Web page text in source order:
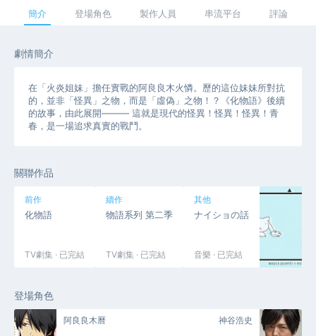
簡介 登場角色 製作人員 串流平台 評論
劇情簡介
在「火炎姐妹」擔任實戰的阿良良木火憐。歷的這位妹妹所對抗
的，並非「怪異」之物，而是「虛偽」之物！？《化物語》後續
的故事，由此展開——— 這就是現代的怪異！怪異！怪異！青
春，是一場追求真實的戰鬥。
關聯作品
前作
化物語
TV劇集 · 已完結
續作
物語系列 第二季
TV劇集 · 已完結
其他
ナイショの話
音樂 · 已完結
登場角色
阿良良木曆 神谷浩史